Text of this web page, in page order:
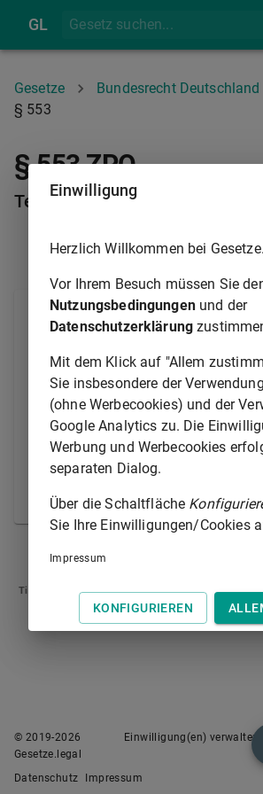
GL
Gesetze Bundesrecht Deutschland
§ 553
§ 553 ZPO
Terminsbestimmung;
(1) Wird die Revision nicht durch
unzulässig verworfen oder gemäß
zurückgewiesen, so ist Termin zur
Verhandlung zu bestimmen und den
bekannt zu machen.
(2) Auf die Frist, die zwischen dem
Bekanntmachung des Termins und
Verhandlung liegen muss, ist
entsprechend anzuwenden.
§ 552B
Tipp
: Swipen Sie auf dem Bildschirm links oder
Normen.
© 2019-2026
Gesetze.legal
Einwilligung(en) verwalten
Datenschutz Impressum
Einwilligung
Herzlich Willkommen bei
Vor Ihrem Besuch müssen Sie
Nutzungsbedingungenund der
Datenschutzerklärung
Mit dem Klick auf "Allem
Sie insbesondere der
(ohne Werbecookies) und der
Google Analytics zu. Die
Werbung und Werbecookies
separaten Dialog.
Über die Schaltfläche
Sie Ihre Einwilligungen/Cookies
Impressum
KONFIGURIEREN